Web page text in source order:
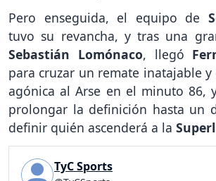
Pero enseguida, el equipo de
tuvo su revancha, y tras una
Sebastián Lomónaco, llegó
para cruzar un remate inatajable
agónica al Arse en el minuto 86,
prolongar la definición hasta un
definir quién ascenderá a la
TyC Sports